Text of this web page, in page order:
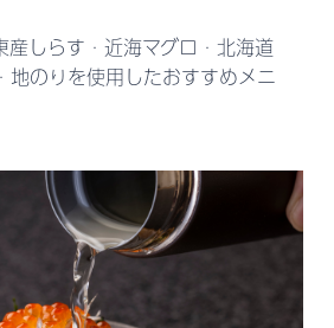
産しらす・近海マグロ・北海道
地のりを使用したおすすめメニ